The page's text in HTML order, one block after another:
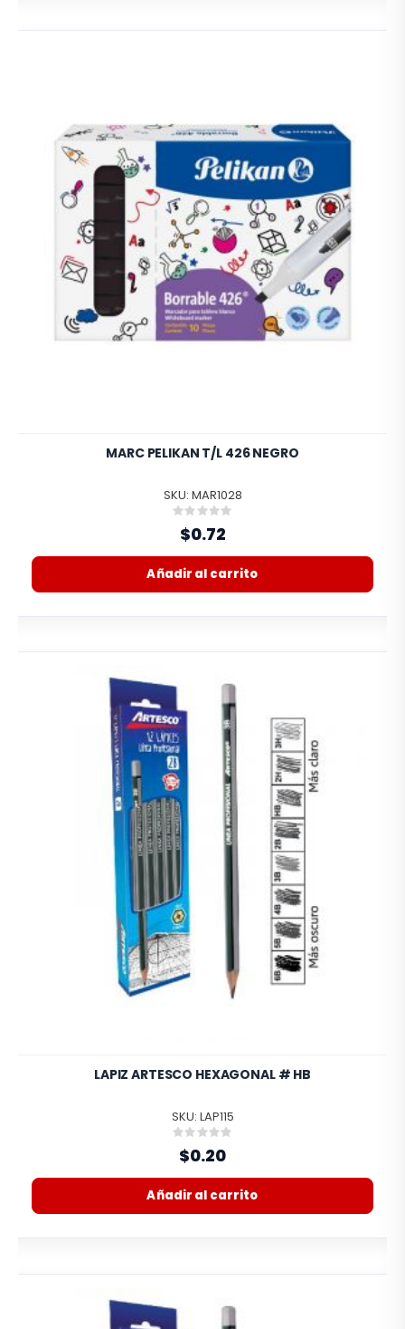
MARC PELIKAN T/L 426 NEGRO
SKU: MAR1028
Rating:
0%
$0.72
Añadir al carrito
LAPIZ ARTESCO HEXAGONAL # HB
SKU: LAP115
Rating:
0%
$0.20
Añadir al carrito